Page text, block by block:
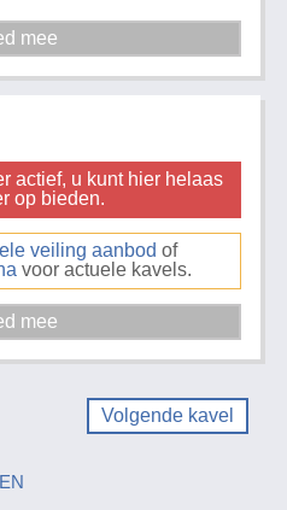
actief, u kunt hier helaas
op bieden.
veiling aanbod of
voor actuele kavels.
Volgende kavel